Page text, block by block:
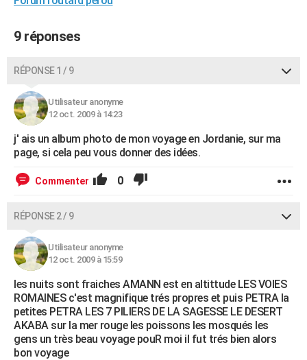
BONS PLANS
CARTE DE VOEUX
Carte de Noël
Carte Bonne année
Carte Saint-Valentin
Carte Pâques
Carte d'anniversaire
DICTIONNAIRE
Dictionnaire
Biographies
Citations
Expressions
Proverbes
PROGRAMME TV
COPAINS D'AVANT
S'inscrire
Se connecter
Lycées
Collèges
Primaires
Universités
Entreprises
Service militaire
Avis de recherche
AVIS DE DÉCÈS
9 réponses
RÉPONSE 1 / 9
Utilisateur anonyme
12 oct. 2009 à 14:23
j' ais un album photo de mon voyage en Jordanie, sur ma
page, si cela peu vous donner des idées.
Commenter 0
RÉPONSE 2 / 9
Utilisateur anonyme
12 oct. 2009 à 15:59
les nuits sont fraiches AMANN est en altittude LES VOIES
ROMAINES c'est magnifique trés propres et puis PETRA la
petites PETRA LES 7 PILIERS DE LA SAGESSE LE DESERT
AKABA sur la mer rouge les poissons les mosqués les
gens un très beau voyage pouR moi il fut trés bien alors
bon voyage